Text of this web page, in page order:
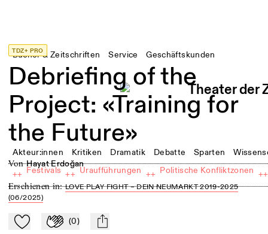
Bücher & Zeitschriften Service Geschäftskunden
Akteur:innen Kritiken Dramatik Debatte Sparten
++ Festivals ++ Uraufführungen ++ Politische Konfliktzonen ++
TDZ+ PRO
Debriefing of the
Project: «Training for
the Future»
von Hayat Erdoğan
Erschienen in:LOVE PLAY FIGHT – DEIN NEUMARKT 2019-2025
(06/2025)
Zu Mein-TdZ hinzufügen
Applaudieren
(0) mail